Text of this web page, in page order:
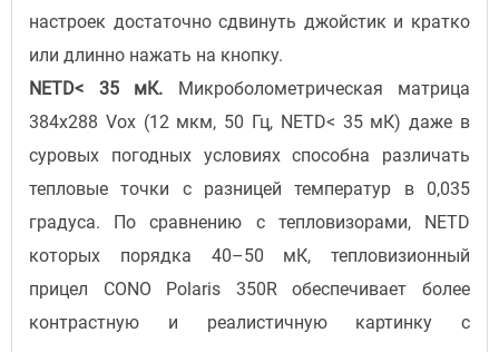
настроек достаточно сдвинуть джойстик и кратко
или длинно нажать на кнопку.
NETD< 35 мК. Микроболометрическая матрица
384x288 Vox (12 мкм, 50 Гц, NETD< 35 мК) даже в
суровых погодных условиях способна различать
тепловые точки с разницей температур в 0,035
градуса. По сравнению с тепловизорами, NETD
которых порядка 40–50 мК, тепловизионный
прицел CONO Polaris 350R обеспечивает более
контрастную и реалистичную картинку с